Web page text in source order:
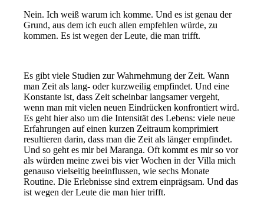
Nein. Ich weiß warum ich komme. Und es ist genau der
Grund, aus dem ich euch allen empfehlen würde, zu
kommen. Es ist wegen der Leute, die man trifft.
Es gibt viele Studien zur Wahrnehmung der Zeit. Wann
man Zeit als lang- oder kurzweilig empfindet. Und eine
Konstante ist, dass Zeit scheinbar langsamer vergeht,
wenn man mit vielen neuen Eindrücken konfrontiert wird.
Es geht hier also um die Intensität des Lebens: viele neue
Erfahrungen auf einen kurzen Zeitraum komprimiert
resultieren darin, dass man die Zeit als länger empfindet.
Und so geht es mir bei Maranga. Oft kommt es mir so vor
als würden meine zwei bis vier Wochen in der Villa mich
genauso vielseitig beeinflussen, wie sechs Monate
Routine. Die Erlebnisse sind extrem einprägsam. Und das
ist wegen der Leute die man hier trifft.